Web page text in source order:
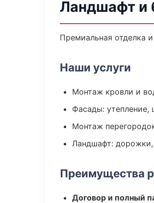
Ландшафт и
Премиальная отделка
Наши услуги
Монтаж кровли и
Фасады: утепление,
Монтаж
Ландшафт: дорожки,
Преимущества
Договор и полный